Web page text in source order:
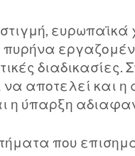
στιγμή,
διαδικασίες.
να αποτελεί και
η ύπαρξη
που